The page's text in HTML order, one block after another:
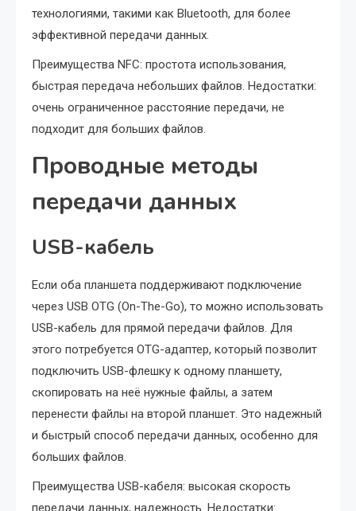
технологиями, такими как Bluetooth, для более
эффективной передачи данных.
Преимущества NFC: простота использования,
быстрая передача небольших файлов. Недостатки:
очень ограниченное расстояние передачи, не
подходит для больших файлов.
Проводные методы
передачи данных
USB-кабель
Если оба планшета поддерживают подключение
через USB OTG (On-The-Go), то можно использовать
USB-кабель для прямой передачи файлов. Для
этого потребуется OTG-адаптер, который позволит
подключить USB-флешку к одному планшету,
скопировать на неё нужные файлы, а затем
перенести файлы на второй планшет. Это надежный
и быстрый способ передачи данных, особенно для
больших файлов.
Преимущества USB-кабеля: высокая скорость
передачи данных, надежность. Недостатки: